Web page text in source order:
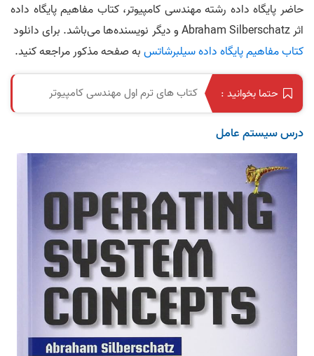
حاضر پایگاه داده رشته مهندسی کامپیوتر، کتاب مفاهیم پایگاه داده
اثر Abraham Silberschatz و دیگر نویسنده‌ها می‌باشد. برای دانلود
کتاب مفاهیم پایگاه داده سیلبرشاتسبه صفحه مذکور مراجعه کنید.
حتما بخوانید : کتاب‌ های ترم اول مهندسی کامپیوتر
درس سیستم عامل